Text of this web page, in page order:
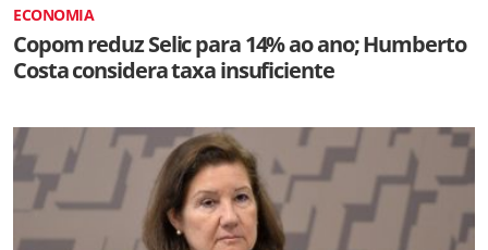
ECONOMIA
Copom reduz Selic para 14% ao ano; Humberto
Costa considera taxa insuficiente